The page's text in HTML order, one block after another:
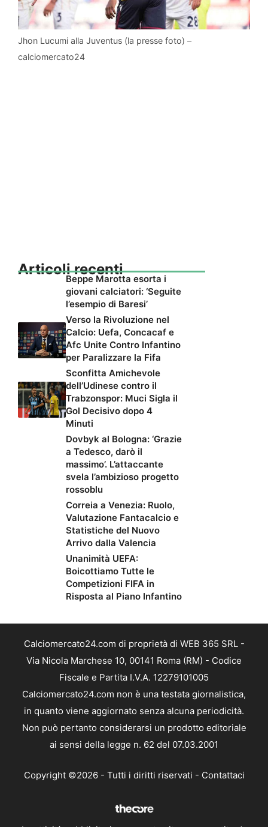
Jhon Lucumi alla Juventus (la presse foto) –
calciomercato24
Articoli recenti
Beppe Marotta esorta i
giovani calciatori: ‘Seguite
l’esempio di Baresi’
Verso la Rivoluzione nel
Calcio: Uefa, Concacaf e
Afc Unite Contro Infantino
per Paralizzare la Fifa
Sconfitta Amichevole
dell’Udinese contro il
Trabzonspor: Muci Sigla il
Gol Decisivo dopo 4
Minuti
Dovbyk al Bologna: ‘Grazie
a Tedesco, darò il
massimo’. L’attaccante
svela l’ambizioso progetto
rossoblu
Correia a Venezia: Ruolo,
Valutazione Fantacalcio e
Statistiche del Nuovo
Arrivo dalla Valencia
Unanimità UEFA:
Boicottiamo Tutte le
Competizioni FIFA in
Risposta al Piano Infantino
Calciomercato24.com di proprietà di WEB 365 SRL -
Via Nicola Marchese 10, 00141 Roma (RM) - Codice
Fiscale e Partita I.V.A. 12279101005
Calciomercato24.com non è una testata giornalistica,
in quanto viene aggiornato senza alcuna periodicità.
Non può pertanto considerarsi un prodotto editoriale
ai sensi della legge n. 62 del 07.03.2001
Copyright ©2026 - Tutti i diritti riservati - Contattaci